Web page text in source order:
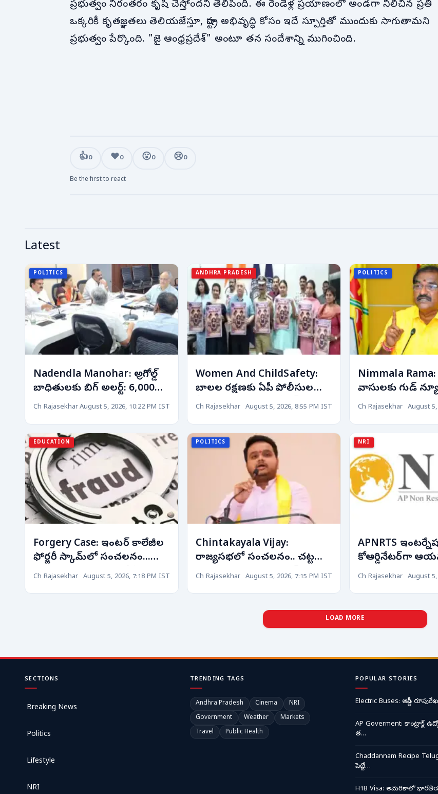
ప్రభుత్వం నిరంతరం కృషి చేస్తోందని తెలిపింది. ఈ రెండేళ్ల ప్రయాణంలో అండగా నిలిచిన ప్రతి
ఒక్కరికీ కృతజ్ఞతలు తెలియజేస్తూ, రాష్ట్ర అభివృద్ధి కోసం ఇదే స్పూర్తితో ముందుకు సాగుతామని
ప్రభుత్వం పేర్కొంది. "జై ఆంధ్రప్రదేశ్" అంటూ తన సందేశాన్ని ముగించింది.
👍0 ❤️0 😮0 😢0
Be the first to react
Latest
POLITICS
Nadendla Manohar: అగ్రిగోల్డ్
బాధితులకు బిగ్ అలర్ట్: 6,000
ఎకరాల భూముల వేలానికి సిఐడికి
Ch RajasekharAugust 5, 2026, 10:22 PM IST
ANDHRA PRADESH
Women And ChildSafety:
బాలల రక్షణకు ఏపీ పోలీసుల
కీలక అడుగు... ‘ఆపరేషన్ చిన్నారి
Ch Rajasekhar August 5, 2026, 8:55 PM IST
POLITICS
Nimmala
వాసులకు గుడ్
జలాల విడుదలపై
రోజుల్లో..
Ch Rajasekhar August 5,
EDUCATION
Forgery Case: ఇంటర్ కాలేజీల
ఫోర్జరీ స్కామ్‌లో సంచలనం...
అధికారుల సంతకాలతోనే
Ch Rajasekhar August 5, 2026, 7:18 PM IST
POLITICS
Chintakayala Vijay:
రాజ్యసభలో సంచలనం.. చట్ట
పరిపాలన ఏమైంది? జగన్ 31
Ch Rajasekhar August 5, 2026, 7:15 PM IST
NRI
APNRTS
కోఆర్డినేటర్‌గా
నియామకం...
Ch Rajasekhar August
LOAD MORE
SECTIONS
Breaking News
Politics
Lifestyle
NRI
TRENDING TAGS
Andhra Pradesh Cinema
NRI
Government
Weather
Markets
Travel
Public Health
POPULAR STORIES
Electric Buses: ఆర్టీసీ
AP Goverment: కాంట్రాక్ట్
త…
Chaddannam Recipe
పెట్టే…
H1B Visa: అమెరికాలో